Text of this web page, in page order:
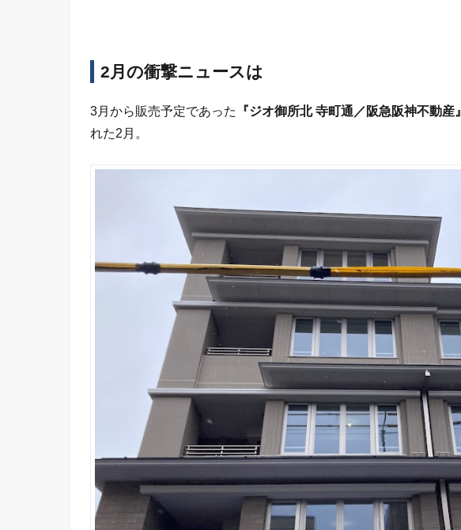
2月の衝撃ニュースは
3月から販売予定であった 『ジオ御所北 寺町通／阪急阪神不動産』
れた2月。